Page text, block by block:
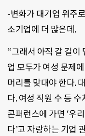
-변화가 대기업 위주
소기업에 더 많은데.
“그래서 아직 갈 길이
업 모두가 여성 문제
머리를 맞대야 한다.
다. 여성 직원 수 등
콘퍼런스에 가면 ‘우
다’고 자랑하는 기업